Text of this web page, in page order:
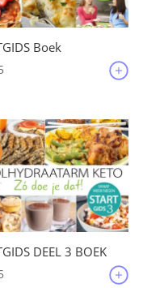
Boek
DEEL 3 BOEK